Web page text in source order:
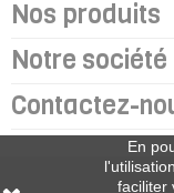
Nos produits
Notre société
Contactez-
En
faciliter